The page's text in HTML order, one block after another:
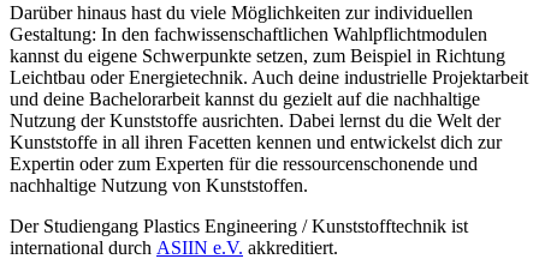
Darüber hinaus hast du viele Möglichkeiten zur individuellen
Gestaltung: In den fachwissenschaftlichen Wahlpflichtmodulen
kannst du eigene Schwerpunkte setzen, zum Beispiel in Richtung
Leichtbau oder Energietechnik. Auch deine industrielle Projektarbeit
und deine Bachelorarbeit kannst du gezielt auf die nachhaltige
Nutzung der Kunststoffe ausrichten. Dabei lernst du die Welt der
Kunststoffe in all ihren Facetten kennen und entwickelst dich zur
Expertin oder zum Experten für die ressourcenschonende und
nachhaltige Nutzung von Kunststoffen.
Der Studiengang Plastics Engineering / Kunststofftechnik ist
international durch ASIIN e.V. akkreditiert.